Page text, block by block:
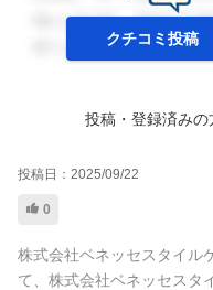
クチコミ投稿
投稿・登録済みの
投稿日： 2025/09/22
0
株式会社ベネッセスタイル
て、株式会社ベネッセスタ